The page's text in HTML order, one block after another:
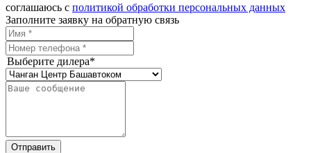
соглашаюсь с политикой обработки персональных данных
Заполните заявку на обратную связь
Выберите дилера*
Отправить